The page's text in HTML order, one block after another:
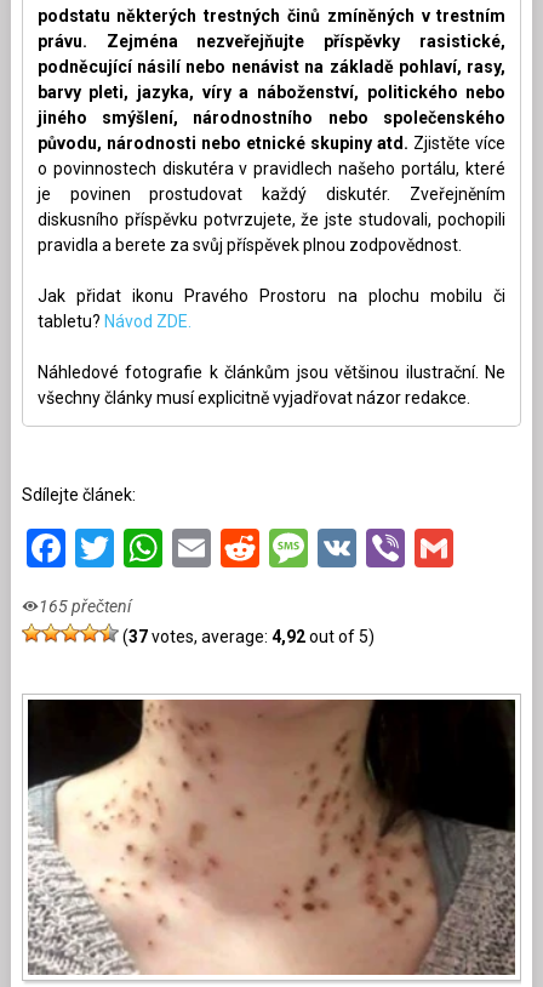
podstatu některých trestných činů zmíněných v trestním
právu. Zejména nezveřejňujte příspěvky rasistické,
podněcující násilí nebo nenávist na základě pohlaví, rasy,
barvy pleti, jazyka, víry a náboženství, politického nebo
jiného smýšlení, národnostního nebo společenského
původu, národnosti nebo etnické skupiny atd. Zjistěte více
o povinnostech diskutéra v pravidlech našeho portálu, které
je povinen prostudovat každý diskutér. Zveřejněním
diskusního příspěvku potvrzujete, že jste studovali, pochopili
pravidla a berete za svůj příspěvek plnou zodpovědnost.
Jak přidat ikonu Pravého Prostoru na plochu mobilu či
tabletu? Návod ZDE.
Náhledové fotografie k článkům jsou většinou ilustrační. Ne
všechny články musí explicitně vyjadřovat názor redakce.
Sdílejte článek:
Facebook
Twitter
WhatsApp
EmailRedditMessage
VKViber
165 přečtení
(37votes, average: 4,92out of 5)